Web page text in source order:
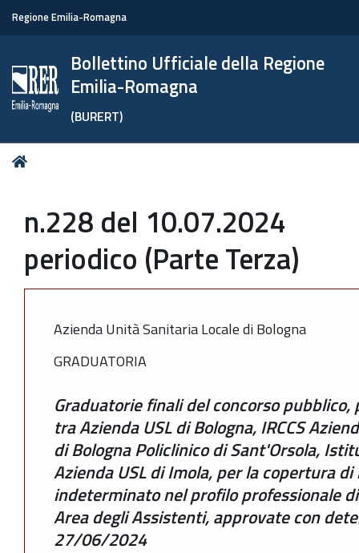
Regione Emilia-Romagna
Bollettino Ufficiale della Regione
Emilia-Romagna
(BURERT)
Tu
n.228 del 10.07.2024
periodico (Parte Terza)
Azienda Unità Sanitaria Locale di Bologna
GRADUATORIA
Graduatorie finali del concorso
tra Azienda USL di Bologna, IRCCS
di Bologna Policlinico di Sant'Orsola,
Azienda USL di Imola, per la copertura
indeterminato nel profilo professionale
Area degli Assistenti, approvate con
27/06/2024